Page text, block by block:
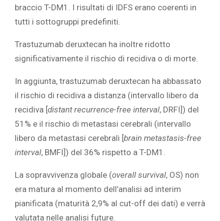
braccio T-DM1. I risultati di IDFS erano coerenti in
tutti i sottogruppi predefiniti.
Trastuzumab deruxtecan ha inoltre ridotto
significativamente il rischio di recidiva o di morte.
In aggiunta, trastuzumab deruxtecan ha abbassato
il rischio di recidiva a distanza (intervallo libero da
recidiva [distant recurrence-free interval, DRFI]) del
51% e il rischio di metastasi cerebrali (intervallo
libero da metastasi cerebrali [brain metastasis-free
interval, BMFI]) del 36% rispetto a T-DM1.
La sopravvivenza globale (overall survival, OS) non
era matura al momento dell’analisi ad interim
pianificata (maturità 2,9% al cut-off dei dati) e verrà
valutata nelle analisi future.